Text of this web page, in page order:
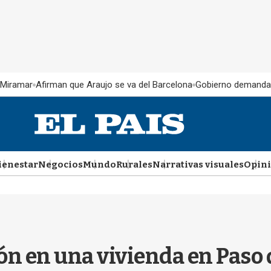
Afirman que Araujo se va del Barcelona Gobierno
NegociosMundoRuralesNarrativas visuales
en una vivienda en Paso